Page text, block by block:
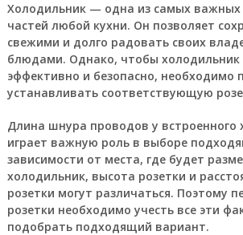
Холодильник — одна из самых
частей любой кухни. Он позволяет
свежими и долго радовать своих
блюдами. Однако, чтобы холодильник
эффективно и безопасно, необходимо
устанавливать соответствующую
Длина шнура проводов у встроенного
играет важную роль в выборе
зависимости от места, где будет
холодильник, высота розетки и
розетки могут различаться. Поэтому
розетки необходимо учесть все эти
подобрать подходящий вариант.